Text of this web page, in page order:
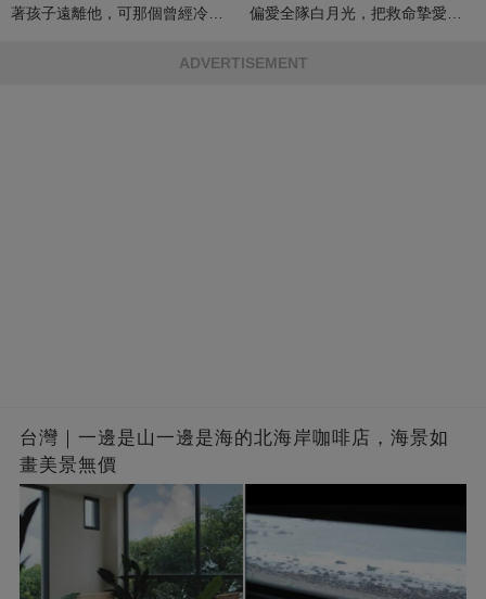
著孩子遠離他，可那個曾經冷漠
偏愛全隊白月光，把救命摯愛當
ADVERTISEMENT
台灣｜一邊是山一邊是海的北海岸咖啡店，海景如
畫美景無價